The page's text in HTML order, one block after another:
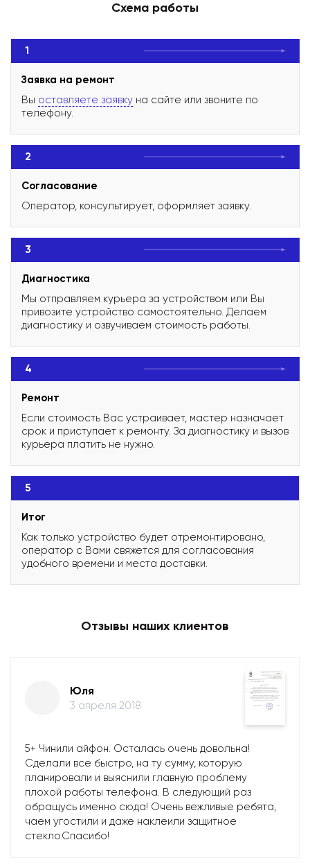
Схема работы
1
Заявка на ремонт
Вы оставляете заявку на сайте или звоните по
телефону.
2
Согласование
Оператор, консультирует, оформляет заявку.
3
Диагностика
Мы отправляем курьера за устройством или Вы
привозите устройство самостоятельно. Делаем
диагностику и озвучиваем стоимость работы.
4
Ремонт
Если стоимость Вас устраивает, мастер назначает
срок и приступает к ремонту. За диагностику и вызов
курьера платить не нужно.
5
Итог
Как только устройство будет отремонтировано,
оператор с Вами свяжется для согласования
удобного времени и места доставки.
Отзывы наших клиентов
Юля
3 апреля 2018
5+ Чинили айфон. Осталась очень довольна!
Сделали все быстро, на ту сумму, которую
планировали и выяснили главную проблему
плохой работы телефона. В следующий раз
обращусь именно сюда! Очень вежливые ребята,
чаем угостили и даже наклеили защитное
стекло.Спасибо!